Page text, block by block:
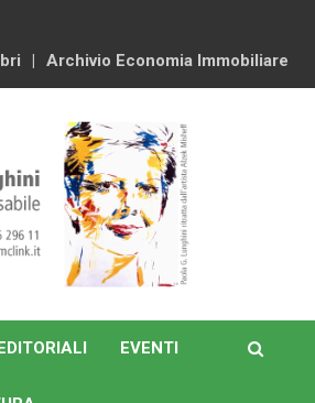
Archivio Economia Immobiliare
EVENTI